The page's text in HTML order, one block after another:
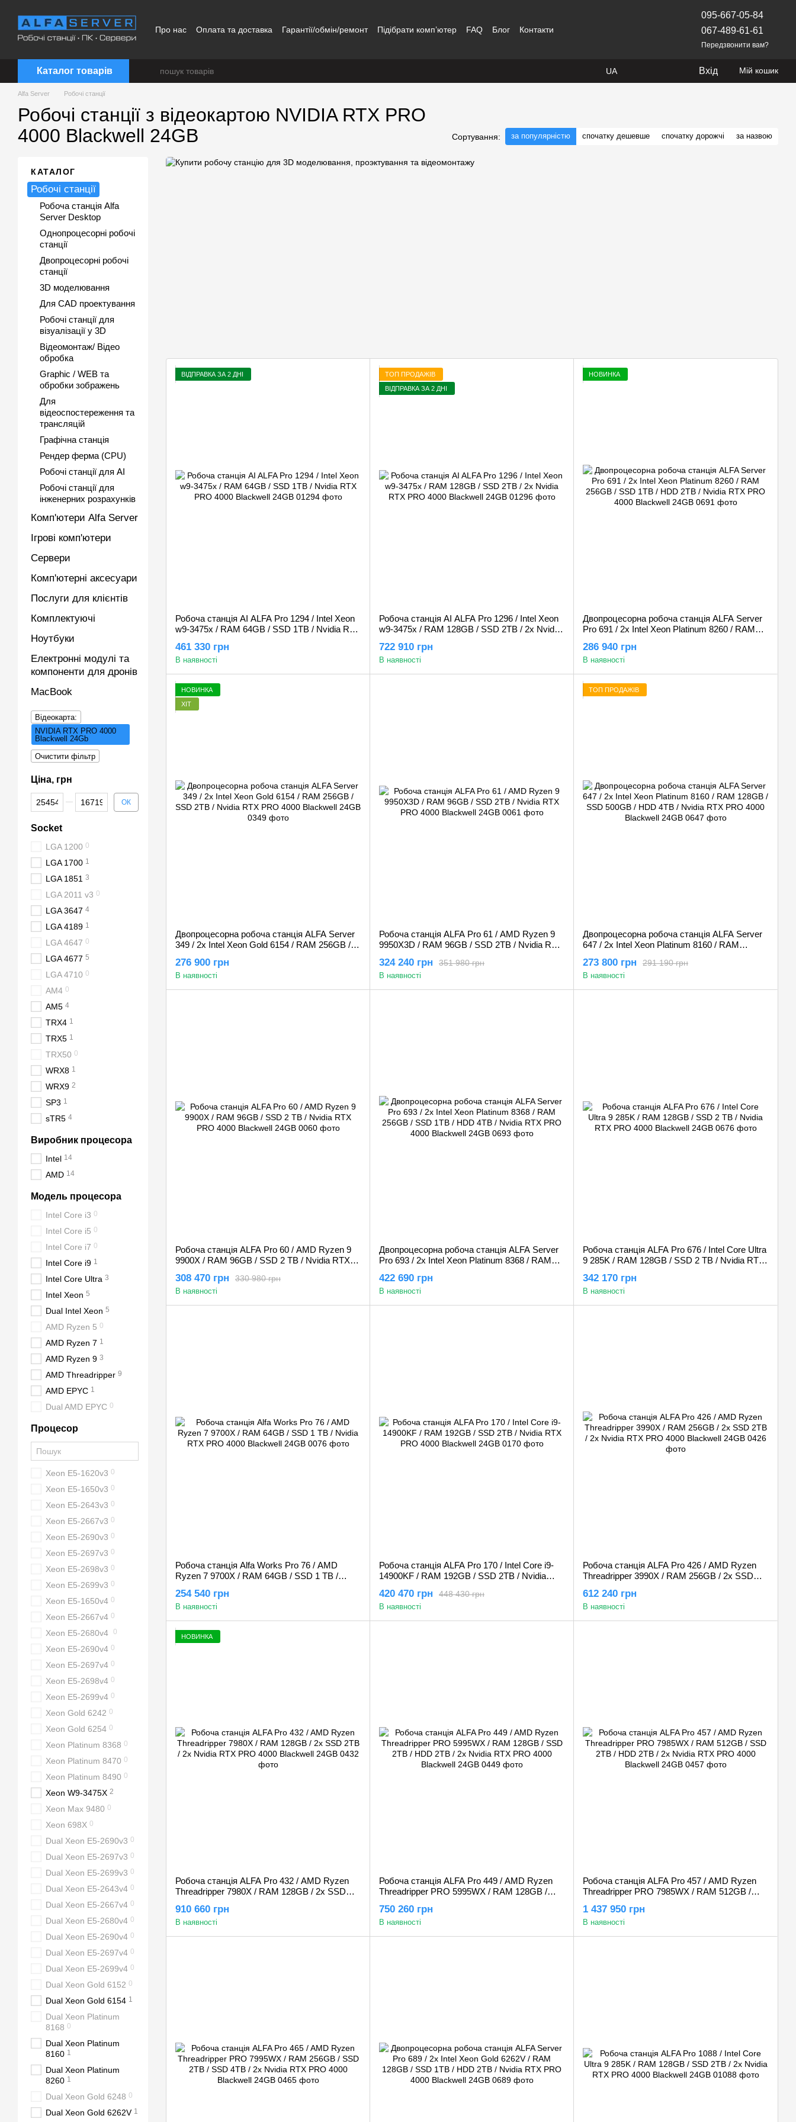
Про нас Оплата та доставка Гарантії/обмін/ремонт Підібрати комп’ютер FAQ Блог Контакти
095-667-05-84
067-489-61-61
Передзвонити вам?
Каталог товарів UA Вхід Мій кошик
Alfa Server Робочі станції
Робочі станції з відеокартою NVIDIA RTX PRO
4000 Blackwell 24GB
Сортування: за популярністю спочатку дешевше спочатку дорожчі за назвою
ВІДПРАВКА ЗА 2 ДНІ
Робоча станція AI ALFA Pro 1294 / Intel Xeon
w9-3475x / RAM 64GB / SSD 1TB / Nvidia RTX
461 330 грн
В наявності
ТОП ПРОДАЖІВ
ВІДПРАВКА ЗА 2 ДНІ
Робоча станція AI ALFA Pro 1296 / Intel Xeon
w9-3475x / RAM 128GB / SSD 2TB / 2х Nvidia
722 910 грн
В наявності
НОВИНКА
Двопроцесорна робоча станція ALFA Server
Pro 691 / 2х Intel Xeon Platinum 8260 / RAM
PRO 4000 Blackwell 24GB
286 940 грн
В наявності
НОВИНКА
ХІТ
Двопроцесорна робоча станція ALFA Server
349 / 2x Intel Xeon Gold 6154 / RAM 256GB /
24GB
276 900 грн
В наявності
Робоча станція ALFA Pro 61 / AMD Ryzen 9
9950X3D / RAM 96GB / SSD 2TB / Nvidia RTX
351 980 грн
324 240 грн
В наявності
ТОП ПРОДАЖІВ
Двопроцесорна робоча станція ALFA Server
647 / 2x Intel Xeon Platinum 8160 / RAM
PRO 4000 Blackwell 24GB
291 190 грн
273 800 грн
В наявності
Робоча станція ALFA Pro 60 / AMD Ryzen 9
9900X / RAM 96GB / SSD 2 TB / Nvidia RTX
330 980 грн
308 470 грн
В наявності
Двопроцесорна робоча станція ALFA Server
Pro 693 / 2x Intel Xeon Platinum 8368 / RAM
PRO 4000 Blackwell 24GB
422 690 грн
В наявності
Робоча станція ALFA Pro 676 / Intel Core Ultra
9 285K / RAM 128GB / SSD 2 TB / Nvidia RTX
342 170 грн
В наявності
Робоча станція Alfa Works Pro 76 / AMD
Ryzen 7 9700X / RAM 64GB / SSD 1 TB /
254 540 грн
В наявності
Робоча станція ALFA Pro 170 / Intel Core i9-
14900KF / RAM 192GB / SSD 2TB / Nvidia
448 430 грн
420 470 грн
В наявності
Робоча станція ALFA Pro 426 / AMD Ryzen
Threadripper 3990X / RAM 256GB / 2х SSD
24GB
612 240 грн
В наявності
НОВИНКА
Робоча станція ALFA Pro 432 / AMD Ryzen
Threadripper 7980X / RAM 128GB / 2х SSD
24GB
910 660 грн
В наявності
Робоча станція ALFA Pro 449 / AMD Ryzen
Threadripper PRO 5995WX / RAM 128GB /
4000 Blackwell 24GB
750 260 грн
В наявності
Робоча станція ALFA Pro 457 / AMD Ryzen
Threadripper PRO 7985WX / RAM 512GB /
4000 Blackwell 24GB
1 437 950 грн
В наявності
КАТАЛОГ
Робочі станції
Робоча станція Alfa
Server Desktop
Однопроцесорні робочі
станції
Двопроцесорні робочі
станції
3D моделювання
Для CAD проектування
Робочі станції для
візуалізації у 3D
Відеомонтаж/ Відео
обробка
Graphic / WEB та
обробки зображень
Для
відеоспостереження та
трансляцій
Графічна станція
Рендер ферма (CPU)
Робочі станції для AI
Робочі станції для
інженерних розрахунків
Комп'ютери Alfa Server
Ігрові комп'ютери
Сервери
Комп'ютерні аксесуари
Послуги для клієнтів
Комплектуючі
Ноутбуки
Електронні модулі та
компоненти для дронів
MacBook
Відеокарта:
NVIDIA RTX PRO 4000
Blackwell 24Gb
Очистити фільтр
Ціна, грн
Від Ціна, грн
До Ціна, грн ОК
Socket
LGA 1200 0
LGA 1700 1
LGA 1851 3
LGA 2011 v3 0
LGA 3647 4
LGA 4189 1
LGA 4647 0
LGA 4677 5
LGA 4710 0
AM4 0
AM5 4
TRX4 1
TRX5 1
TRX50 0
WRX8 1
WRX9 2
SP3 1
sTR5 4
Виробник процесора
Intel 14
AMD 14
Модель процесора
Intel Core i3 0
Intel Core i5 0
Intel Core i7 0
Intel Core i9 1
Intel Core Ultra 3
Intel Xeon 5
Dual Intel Xeon 5
AMD Ryzen 5 0
AMD Ryzen 7 1
AMD Ryzen 9 3
AMD Threadripper 9
AMD EPYC 1
Dual AMD EPYC 0
Процесор
Xeon E5-1620v3 0
Xeon E5-1650v3 0
Xeon E5-2643v3 0
Xeon E5-2667v3 0
Xeon E5-2690v3 0
Xeon E5-2697v3 0
Xeon E5-2698v3 0
Xeon E5-2699v3 0
Xeon E5-1650v4 0
Xeon E5-2667v4 0
Xeon E5-2680v4 0
Xeon E5-2690v4 0
Xeon E5-2697v4 0
Xeon E5-2698v4 0
Xeon E5-2699v4 0
Xeon Gold 6242 0
Xeon Gold 6254 0
Xeon Platinum 8368 0
Xeon Platinum 8470 0
Xeon Platinum 8490 0
Xeon W9-3475X 2
Xeon Max 9480 0
Xeon 698X 0
Dual Xeon E5-2690v3 0
Dual Xeon E5-2697v3 0
Dual Xeon E5-2699v3 0
Dual Xeon E5-2643v4 0
Dual Xeon E5-2667v4 0
Dual Xeon E5-2680v4 0
Dual Xeon E5-2690v4 0
Dual Xeon E5-2697v4 0
Dual Xeon E5-2699v4 0
Dual Xeon Gold 6152 0
Dual Xeon Gold 6154 1
Dual Xeon Platinum
8168 0
Dual Xeon Platinum
8160 1
Dual Xeon Platinum
8260 1
Dual Xeon Gold 6248 0
Dual Xeon Gold 6262V 1